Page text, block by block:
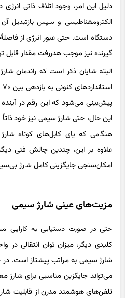
دلیل این امر، وجود اتلاف ذاتی انرژی
الکترومغناطیسی و سپس بازتبدیل
دستگاه است. حتی عبور انرژی از
گیرنده نیز موجب هدررفت مقدار قابل
البته شایان ذکر است که راندمان
این حال، حتی شارژ سیمی نیز خود
هنگامی که پای کابل‌های کوتاه
علاوه بر این، چندین چالش فنی
امکان‌سنجی جایگزینی کامل شارژ
مزیت‌های عینی شارژ سیمی
حتی در صورت دستیابی به کارایی
کلیدی دیگر، میزان توان انتقالی در
شارژ سیمی به مراتب پیشتاز است.
می‌تواند جایگزین مناسبی برای شارژ